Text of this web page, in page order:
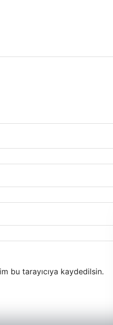
bu tarayıcıya kaydedilsin.